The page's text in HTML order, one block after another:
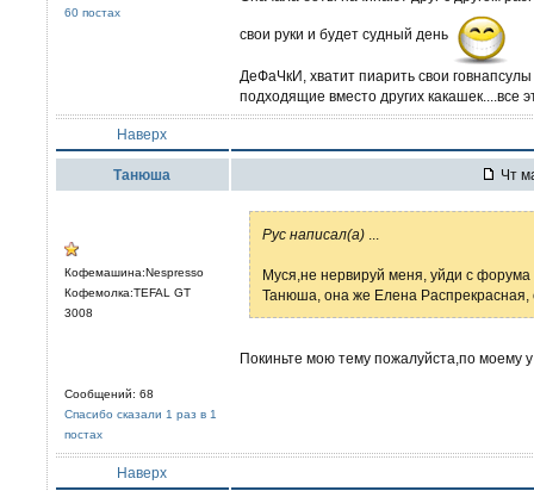
60 постах
свои руки и будет судный день
ДеФаЧкИ, хватит пиарить свои
подходящие вместо других какашек....все
Наверх
Танюша Чт
Кофемашина:Nespresso
Кофемолка:TEFAL GT
3008
Сообщений: 68
Спасибо сказали 1 раз в 1
постах
Рус написал(а)
Муся,не нервируй меня, уйди с форума
Танюша, она же Елена Распрекрасная,
Покиньте мою тему пожалуйста,по моему
Наверх